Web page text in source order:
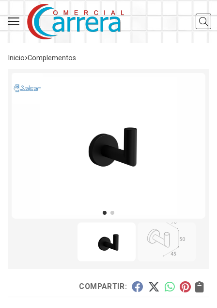
Inicio complementos
COMPARTIR: